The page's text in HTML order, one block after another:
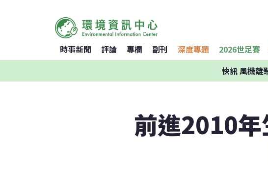
時事新聞 評論 專欄 副刊 深度專題 2026世足賽
快訊風機離
前進2010